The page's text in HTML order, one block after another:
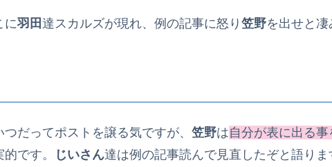
に羽田 達スカルズが現れ、例の記事に怒り 笠野を出せと凄
だってポストを譲る気ですが、 笠野は自分が表に出る
です。
じいさん達は例の記事読んで見直したぞと語りま